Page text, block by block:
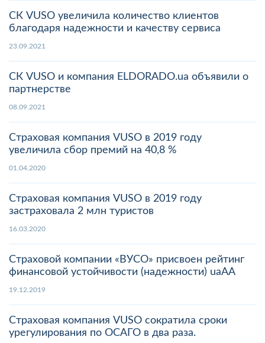
СК VUSO увеличила количество клиентов
благодаря надежности и качеству сервиса
23.09.2021
СК VUSO и компания ELDORADO.ua объявили о
партнерстве
08.09.2021
Страховая компания VUSO в 2019 году
увеличила сбор премий на 40,8 %
01.04.2020
Страховая компания VUSO в 2019 году
застраховала 2 млн туристов
16.03.2020
Страховой компании «ВУСО» присвоен рейтинг
финансовой устойчивости (надежности) uaАА
19.12.2019
Страховая компания VUSO сократила сроки
урегулирования по ОСАГО в два раза.